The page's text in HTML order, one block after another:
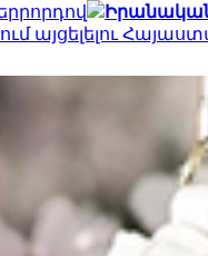
Իրանական
այցելելու